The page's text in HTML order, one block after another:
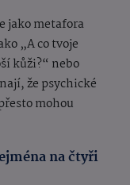
jako metafora
„A co tvoje
kůži?“ nebo
že psychické
mohou
na čtyři